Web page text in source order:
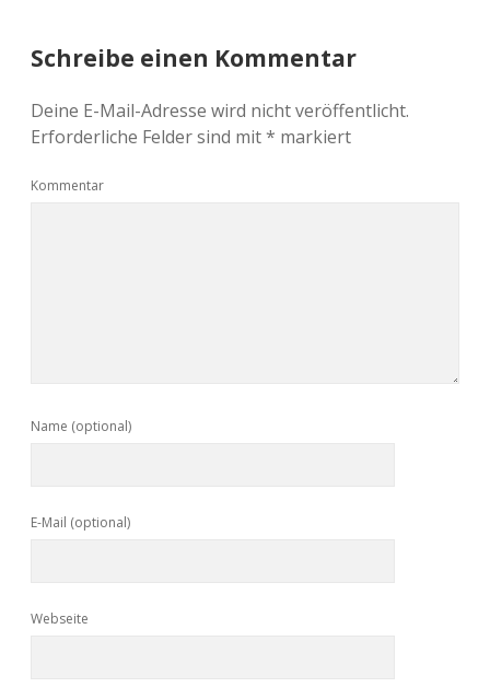
Schreibe einen Kommentar
Deine E-Mail-Adresse wird nicht veröffentlicht.
Erforderliche Felder sind mit* markiert
Kommentar
Name (optional)
E-Mail (optional)
Webseite